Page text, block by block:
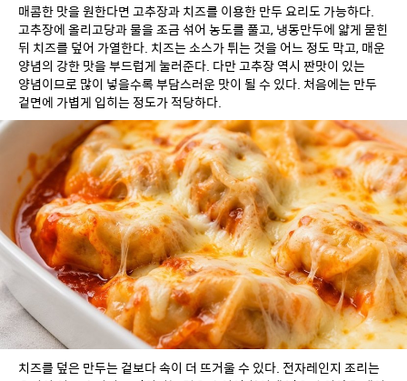
매콤한 맛을 원한다면 고추장과 치즈를 이용한 만두 요리도 가능하다.
고추장에 올리고당과 물을 조금 섞어 농도를 풀고, 냉동만두에 얇게 묻힌
뒤 치즈를 덮어 가열한다. 치즈는 소스가 튀는 것을 어느 정도 막고, 매운
양념의 강한 맛을 부드럽게 눌러준다. 다만 고추장 역시 짠맛이 있는
양념이므로 많이 넣을수록 부담스러운 맛이 될 수 있다. 처음에는 만두
겉면에 가볍게 입히는 정도가 적당하다.
치즈를 덮은 만두는 겉보다 속이 더 뜨거울 수 있다. 전자레인지 조리는